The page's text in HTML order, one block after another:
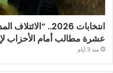
انتخابات 2026..
عشرة مطالب أمام الأحزاب
منذ 3 أيام